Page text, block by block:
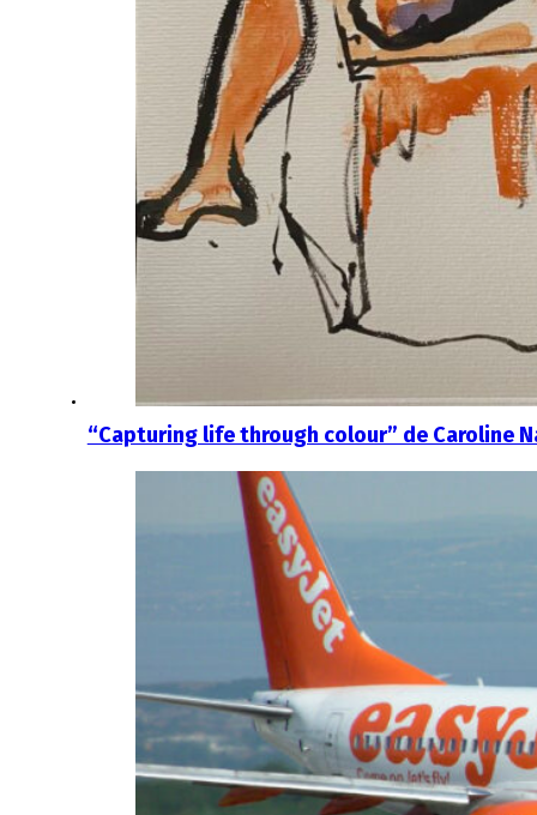
“Capturing life through colour” de Caroline